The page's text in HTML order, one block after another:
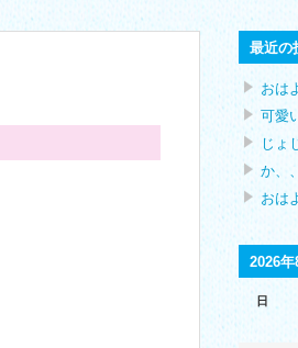
最近の
おは
可愛
じょ
か、
おは
2026年
日